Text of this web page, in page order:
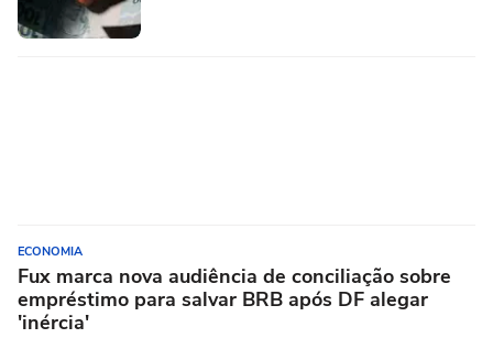
ECONOMIA
Fux marca nova audiência de conciliação sobre
empréstimo para salvar BRB após DF alegar
'inércia'